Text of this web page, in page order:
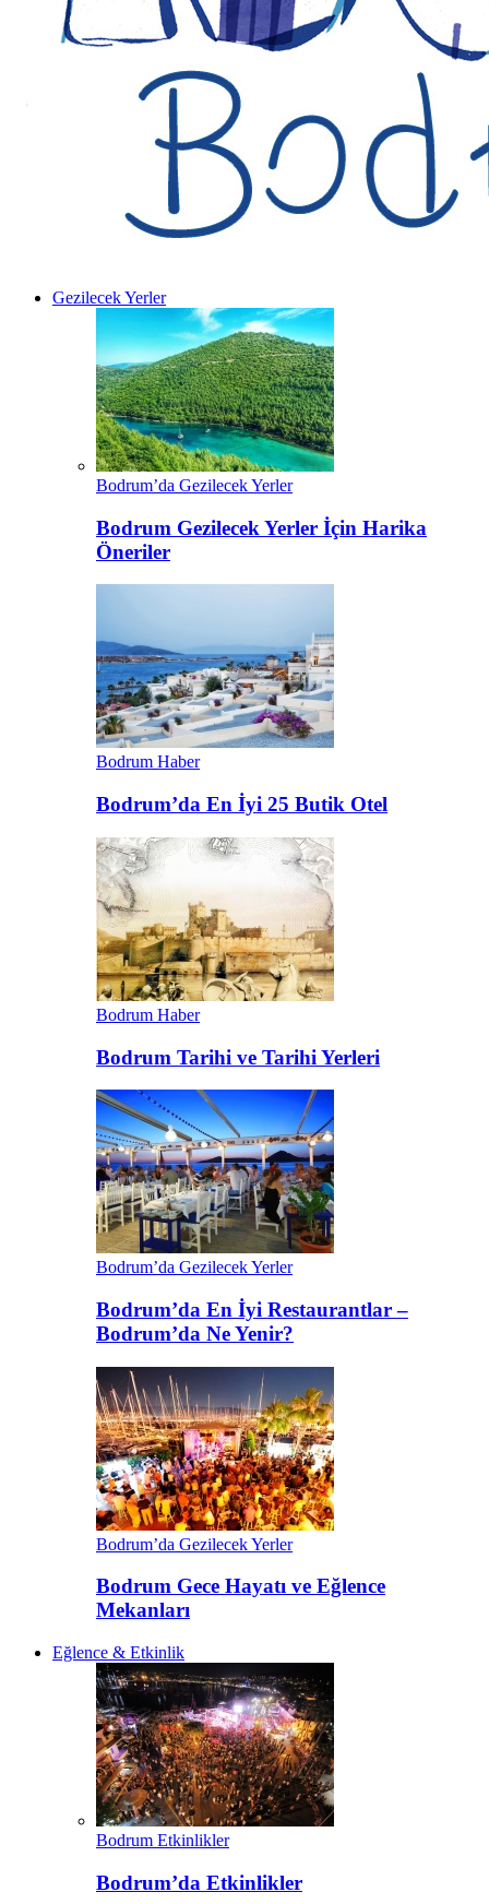
Gezilecek Yerler
Bodrum’da Gezilecek Yerler
Bodrum Gezilecek Yerler İçin Harika
Öneriler
Bodrum Haber
Bodrum’da En İyi 25 Butik Otel
Bodrum Haber
Bodrum Tarihi ve Tarihi Yerleri
Bodrum’da Gezilecek Yerler
Bodrum’da En İyi Restaurantlar –
Bodrum’da Ne Yenir?
Bodrum’da Gezilecek Yerler
Bodrum Gece Hayatı ve Eğlence
Mekanları
Eğlence & Etkinlik
Bodrum Etkinlikler
Bodrum’da Etkinlikler